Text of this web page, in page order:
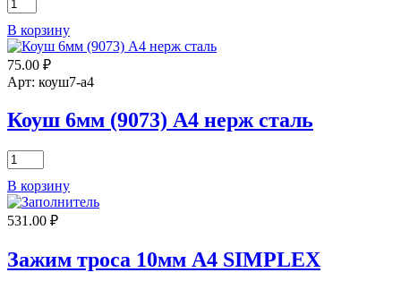
товара
Коуш
3мм
(9073)
А4
сталь
В корзину
75.00 ₽
Арт: коуш7-а4
Коуш 6мм (9073) А4 нерж сталь
Количество
товара
Коуш
6мм
(9073)
нерж
сталь
В корзину
531.00 ₽
Зажим троса 10мм А4 SIMPLEX